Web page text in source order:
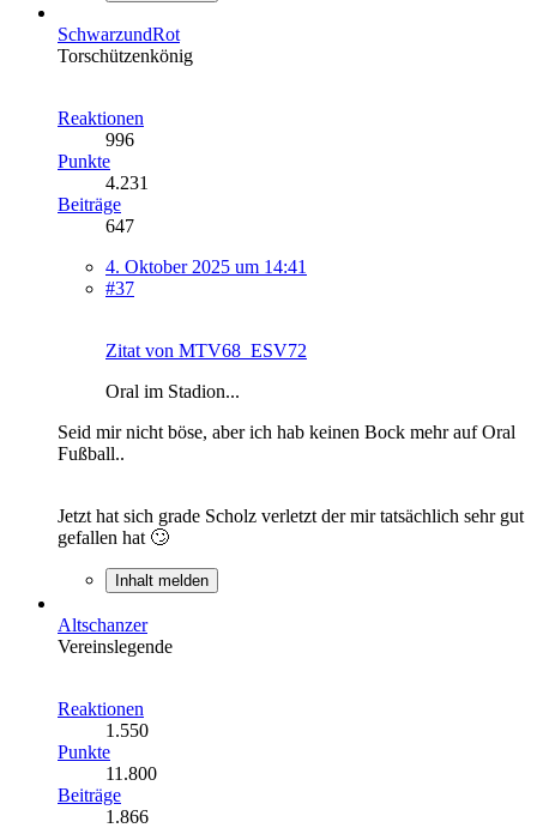
SchwarzundRot
Torschützenkönig
Reaktionen
996
Punkte
4.231
Beiträge
647
4. Oktober 2025 um 14:41
#37
Zitat von MTV68_ESV72
Oral im Stadion...
Seid mir nicht böse, aber ich hab keinen Bock mehr auf Oral
Fußball..
Jetzt hat sich grade Scholz verletzt der mir tatsächlich sehr gut
gefallen hat 🙄
Inhalt melden
Altschanzer
Vereinslegende
Reaktionen
1.550
Punkte
11.800
Beiträge
1.866